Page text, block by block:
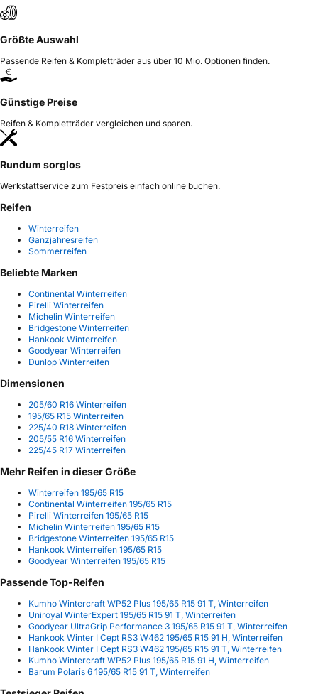
Größte Auswahl
Passende Reifen & Kompletträder aus über 10 Mio. Optionen finden.
Günstige Preise
Reifen & Kompletträder vergleichen und sparen.
Rundum sorglos
Werkstattservice zum Festpreis einfach online buchen.
Reifen
Winterreifen
Ganzjahresreifen
Sommerreifen
Beliebte Marken
Continental Winterreifen
Pirelli Winterreifen
Michelin Winterreifen
Bridgestone Winterreifen
Hankook Winterreifen
Goodyear Winterreifen
Dunlop Winterreifen
Dimensionen
205/60 R16 Winterreifen
195/65 R15 Winterreifen
225/40 R18 Winterreifen
205/55 R16 Winterreifen
225/45 R17 Winterreifen
Mehr Reifen in dieser Größe
Winterreifen 195/65 R15
Continental Winterreifen 195/65 R15
Pirelli Winterreifen 195/65 R15
Michelin Winterreifen 195/65 R15
Bridgestone Winterreifen 195/65 R15
Hankook Winterreifen 195/65 R15
Goodyear Winterreifen 195/65 R15
Passende Top-Reifen
Kumho Wintercraft WP52 Plus 195/65 R15 91 T, Winterreifen
Uniroyal WinterExpert 195/65 R15 91 T, Winterreifen
Goodyear UltraGrip Performance 3 195/65 R15 91 T, Winterreifen
Hankook Winter I Cept RS3 W462 195/65 R15 91 H, Winterreifen
Hankook Winter I Cept RS3 W462 195/65 R15 91 T, Winterreifen
Kumho Wintercraft WP52 Plus 195/65 R15 91 H, Winterreifen
Barum Polaris 6 195/65 R15 91 T, Winterreifen